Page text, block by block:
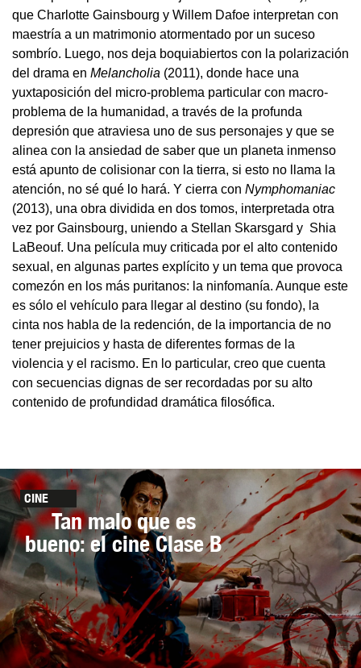
que Charlotte Gainsbourg y Willem Dafoe interpretan con
maestría a un matrimonio atormentado por un suceso
sombrío. Luego, nos deja boquiabiertos con la polarización
del drama en Melancholia (2011), donde hace una
yuxtaposición del micro-problema particular con macro-
problema de la humanidad, a través de la profunda
depresión que atraviesa uno de sus personajes y que se
alinea con la ansiedad de saber que un planeta inmenso
está apunto de colisionar con la tierra, si esto no llama la
atención, no sé qué lo hará. Y cierra con Nymphomaniac
(2013), una obra dividida en dos tomos, interpretada otra
vez por Gainsbourg, uniendo a Stellan Skarsgard y Shia
LaBeouf. Una película muy criticada por el alto contenido
sexual, en algunas partes explícito y un tema que provoca
comezón en los más puritanos: la ninfomanía. Aunque este
es sólo el vehículo para llegar al destino (su fondo), la
cinta nos habla de la redención, de la importancia de no
tener prejuicios y hasta de diferentes formas de la
violencia y el racismo. En lo particular, creo que cuenta
con secuencias dignas de ser recordadas por su alto
contenido de profundidad dramática filosófica.
CINE
Tan malo que es
bueno: el cine Clase B